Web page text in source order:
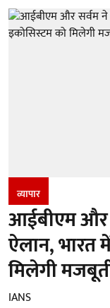
व्यापार
आईबीएम और
ऐलान, भारत
मिलेगी
IANS